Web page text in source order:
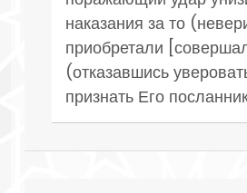
наказания за то
приобретали
(отказавшись
признать Его